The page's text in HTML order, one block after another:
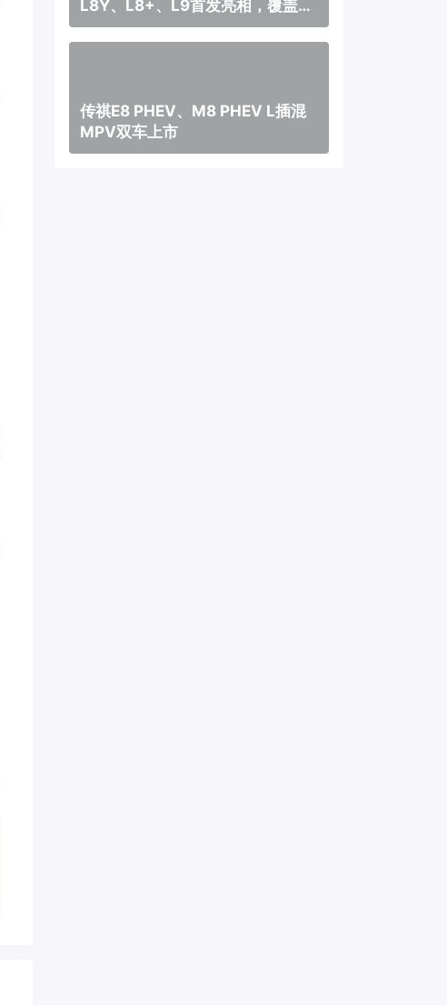
L8Y、L8+、L9首发亮相，覆盖纯
电、插混、增程三种动力
传祺E8 PHEV、M8 PHEV L插混
MPV双车上市